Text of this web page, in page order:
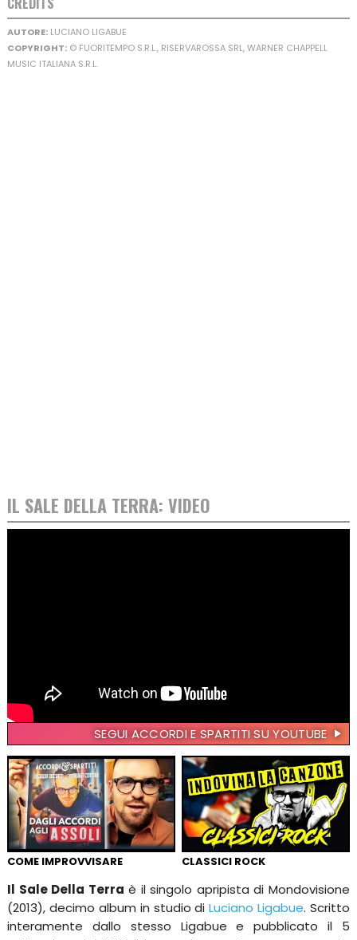
AUTORE:LUCIANO LIGABUE
COPYRIGHT:© FUORITEMPO S.R.L., RISERVAROSSA SRL, WARNER CHAPPELL
MUSIC ITALIANA S.R.L.
IL SALE DELLA TERRA: VIDEO
SEGUI ACCORDI E SPARTITI SU YOUTUBE
COME IMPROVVISARE CLASSICI ROCK
Il Sale Della Terra è il singolo apripista di Mondovisione
(2013), decimo album in studio diLuciano Ligabue. Scritto
interamente dallo stesso Ligabue e pubblicato il 5